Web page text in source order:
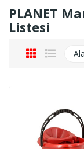
PLANET
Listesi